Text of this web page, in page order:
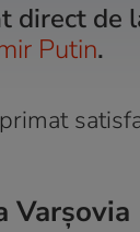
direct de
Putin.
Varșovia